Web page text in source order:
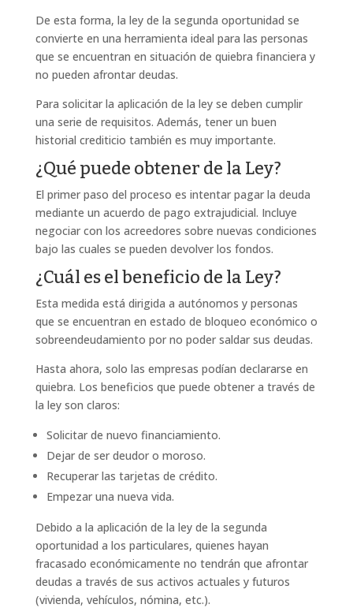
De esta forma, la ley de la segunda oportunidad se
convierte en una herramienta ideal para las personas
que se encuentran en situación de quiebra financiera y
no pueden afrontar deudas.
Para solicitar la aplicación de la ley se deben cumplir
una serie de requisitos. Además, tener un buen
historial crediticio también es muy importante.
¿Qué puede obtener de la Ley?
El primer paso del proceso es intentar pagar la deuda
mediante un acuerdo de pago extrajudicial. Incluye
negociar con los acreedores sobre nuevas condiciones
bajo las cuales se pueden devolver los fondos.
¿Cuál es el beneficio de la Ley?
Esta medida está dirigida a autónomos y personas
que se encuentran en estado de bloqueo económico o
sobreendeudamiento por no poder saldar sus deudas.
Hasta ahora, solo las empresas podían declararse en
quiebra. Los beneficios que puede obtener a través de
la ley son claros:
Solicitar de nuevo financiamiento.
Dejar de ser deudor o moroso.
Recuperar las tarjetas de crédito.
Empezar una nueva vida.
Debido a la aplicación de la ley de la segunda
oportunidad a los particulares, quienes hayan
fracasado económicamente no tendrán que afrontar
deudas a través de sus activos actuales y futuros
(vivienda, vehículos, nómina, etc.).